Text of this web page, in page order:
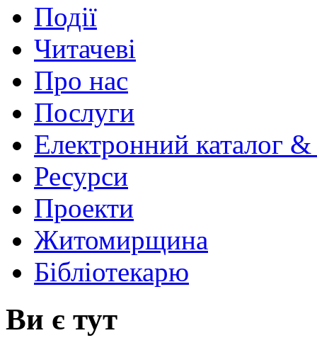
Події
Читачеві
Про нас
Послуги
Електронний каталог
Ресурси
Проекти
Житомирщина
Бібліотекарю
Ви є тут